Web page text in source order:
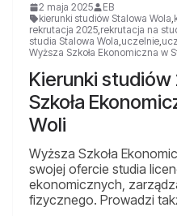
2 maja 2025
EB
kierunki studiów Stalowa Wola,
rekrutacja 2025,rekrutacja na
studia Stalowa Wola,uczelnie,
Wyższa Szkoła Ekonomiczna w
Kierunki studiów
Szkoła
Woli
Wyższa Szkoła
swojej ofercie studia
ekonomicznych,
fizycznego. Prowadzi